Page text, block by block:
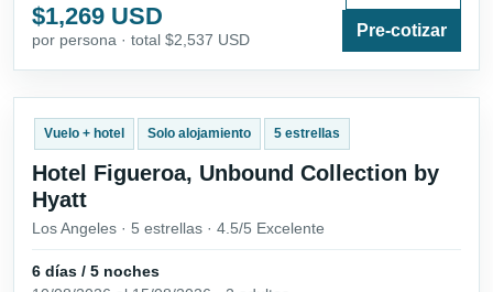
$1,269 USD
por persona · total $2,537 USD Pre-cotizar
Vuelo + hotel Solo alojamiento 5 estrellas
Hotel Figueroa, Unbound Collection by
Hyatt
Los Angeles · 5 estrellas · 4.5/5 Excelente
6 días / 5 noches